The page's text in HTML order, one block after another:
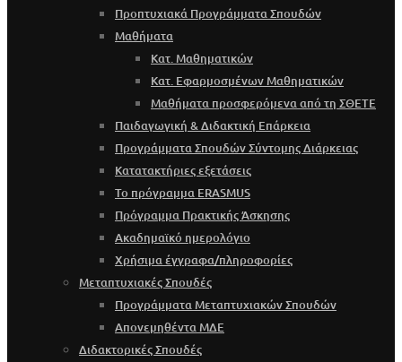
Προπτυχιακά Προγράμματα Σπουδών
Μαθήματα
Κατ. Μαθηματικών
Κατ. Εφαρμοσμένων Μαθηματικών
Μαθήματα προσφερόμενα από τη ΣΘΕΤΕ
Παιδαγωγική & Διδακτική Επάρκεια
Προγράμματα Σπουδών Σύντομης Διάρκειας
Κατατακτήριες εξετάσεις
Το πρόγραμμα ERASMUS
Πρόγραμμα Πρακτικής Άσκησης
Ακαδημαϊκό ημερολόγιο
Χρήσιμα έγγραφα/πληροφορίες
Μεταπτυχιακές Σπουδές
Προγράμματα Μεταπτυχιακών Σπουδών
Απονεμηθέντα ΜΔΕ
Διδακτορικές Σπουδές